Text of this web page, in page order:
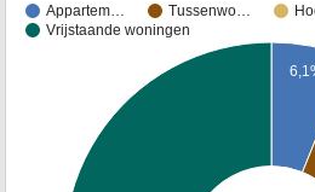
Appartem… Tussenwo…
Vrijstaande woningen